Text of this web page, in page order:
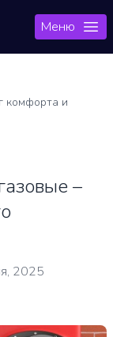
Меню
комфорта и
–
2025